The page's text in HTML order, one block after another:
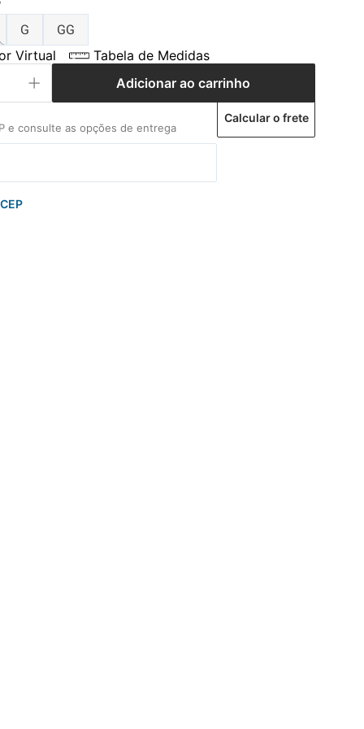
G
GG
Virtual
Tabela de Medidas
Adicionar ao carrinho
Calcular o frete